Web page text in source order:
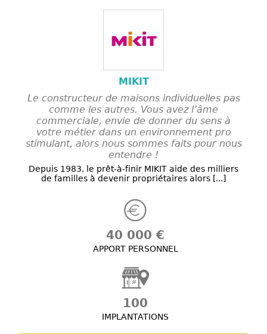
MIKIT
Le constructeur de maisons individuelles pas
comme les autres. Vous avez l’âme
commerciale, envie de donner du sens à
votre métier dans un environnement pro
stimulant, alors nous sommes faits pour nous
entendre !
Depuis 1983, le prêt-à-finir MIKIT aide des milliers
de familles à devenir propriétaires alors [...]
40 000 €
APPORT PERSONNEL
100
IMPLANTATIONS